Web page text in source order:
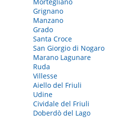
Grignano
Manzano
Grado
Santa Croce
San Giorgio di Nogaro
Marano Lagunare
Ruda
Villesse
Aiello del Friuli
Udine
Cividale del Friuli
Doberdò del Lago